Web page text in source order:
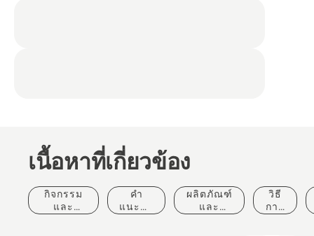
เนื้อหาที่เกี่ยวข้อง
กิจกรรม
และ
คำ
แนะนำ
ผลิตภัณฑ์
และ
วิธี
การ
วิธีการแก้
ปัญหา